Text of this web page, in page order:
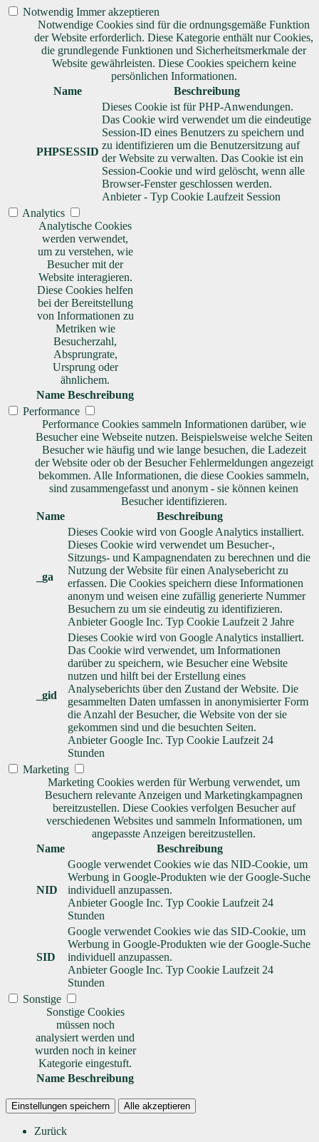
Notwendig Immer akzeptieren
Notwendige Cookies sind für die ordnungsgemäße Funktion
der Website erforderlich. Diese Kategorie enthält nur Cookies,
die grundlegende Funktionen und Sicherheitsmerkmale der
Website gewährleisten. Diese Cookies speichern keine
persönlichen Informationen.
Name
Beschreibung
PHPSESSID
Dieses Cookie ist für PHP-Anwendungen.
Das Cookie wird verwendet um die eindeutige
Session-ID eines Benutzers zu speichern und
zu identifizieren um die Benutzersitzung auf
der Website zu verwalten. Das Cookie ist ein
Session-Cookie und wird gelöscht, wenn alle
Browser-Fenster geschlossen werden.
Anbieter - Typ Cookie Laufzeit Session
Analytics
Analytische Cookies
werden verwendet,
um zu verstehen, wie
Besucher mit der
Website interagieren.
Diese Cookies helfen
bei der Bereitstellung
von Informationen zu
Metriken wie
Besucherzahl,
Absprungrate,
Ursprung oder
ähnlichem.
Name Beschreibung
Performance
Performance Cookies sammeln Informationen darüber, wie
Besucher eine Webseite nutzen. Beispielsweise welche Seiten
Besucher wie häufig und wie lange besuchen, die Ladezeit
der Website oder ob der Besucher Fehlermeldungen angezeigt
bekommen. Alle Informationen, die diese Cookies sammeln,
sind zusammengefasst und anonym - sie können keinen
Besucher identifizieren.
Name
Beschreibung
_ga
Dieses Cookie wird von Google Analytics installiert.
Dieses Cookie wird verwendet um Besucher-,
Sitzungs- und Kampagnendaten zu berechnen und die
Nutzung der Website für einen Analysebericht zu
erfassen. Die Cookies speichern diese Informationen
anonym und weisen eine zufällig generierte Nummer
Besuchern zu um sie eindeutig zu identifizieren.
Anbieter Google Inc. Typ Cookie Laufzeit 2 Jahre
_gid
Dieses Cookie wird von Google Analytics installiert.
Das Cookie wird verwendet, um Informationen
darüber zu speichern, wie Besucher eine Website
nutzen und hilft bei der Erstellung eines
Analyseberichts über den Zustand der Website. Die
gesammelten Daten umfassen in anonymisierter Form
die Anzahl der Besucher, die Website von der sie
gekommen sind und die besuchten Seiten.
Anbieter Google Inc. Typ Cookie Laufzeit 24
Stunden
Marketing
Marketing Cookies werden für Werbung verwendet, um
Besuchern relevante Anzeigen und Marketingkampagnen
bereitzustellen. Diese Cookies verfolgen Besucher auf
verschiedenen Websites und sammeln Informationen, um
angepasste Anzeigen bereitzustellen.
Name
Beschreibung
NID
Google verwendet Cookies wie das NID-Cookie, um
Werbung in Google-Produkten wie der Google-Suche
individuell anzupassen.
Anbieter Google Inc. Typ Cookie Laufzeit 24
Stunden
SID
Google verwendet Cookies wie das SID-Cookie, um
Werbung in Google-Produkten wie der Google-Suche
individuell anzupassen.
Anbieter Google Inc. Typ Cookie Laufzeit 24
Stunden
Sonstige
Sonstige Cookies
müssen noch
analysiert werden und
wurden noch in keiner
Kategorie eingestuft.
Name Beschreibung
Einstellungen speichern Alle akzeptieren
Zurück